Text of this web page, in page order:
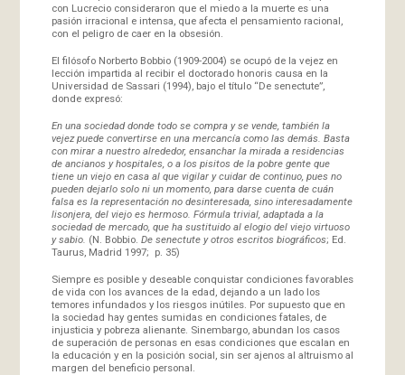
con Lucrecio consideraron que el miedo a la muerte es una
pasión irracional e intensa, que afecta el pensamiento racional,
con el peligro de caer en la obsesión.
El filósofo Norberto Bobbio (1909-2004) se ocupó de la vejez en
lección impartida al recibir el doctorado honoris causa en la
Universidad de Sassari (1994), bajo el título “De senectute”,
donde expresó:
En una sociedad donde todo se compra y se vende, también la
vejez puede convertirse en una mercancía como las demás. Basta
con mirar a nuestro alrededor, ensanchar la mirada a residencias
de ancianos y hospitales, o a los pisitos de la pobre gente que
tiene un viejo en casa al que vigilar y cuidar de continuo, pues no
pueden dejarlo solo ni un momento, para darse cuenta de cuán
falsa es la representación no desinteresada, sino interesadamente
lisonjera, del viejo es hermoso. Fórmula trivial, adaptada a la
sociedad de mercado, que ha sustituido al elogio del viejo virtuoso
y sabio. (N. Bobbio. De senectute y otros escritos biográficos; Ed.
Taurus, Madrid 1997; p. 35)
Siempre es posible y deseable conquistar condiciones favorables
de vida con los avances de la edad, dejando a un lado los
temores infundados y los riesgos inútiles. Por supuesto que en
la sociedad hay gentes sumidas en condiciones fatales, de
injusticia y pobreza alienante. Sinembargo, abundan los casos
de superación de personas en esas condiciones que escalan en
la educación y en la posición social, sin ser ajenos al altruismo al
margen del beneficio personal.